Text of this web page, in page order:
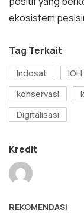
ekosistem
Tag Terkait
Indosat IOH
konservasi
Digitalisasi
Kredit
REKOMENDASI